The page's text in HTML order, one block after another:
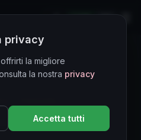
LIVE
2020
privacy
la migliore
la nostra privacy
Accetta tutti